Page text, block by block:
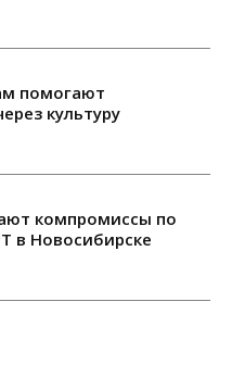
помогают
культуру
компромиссы по
в Новосибирске